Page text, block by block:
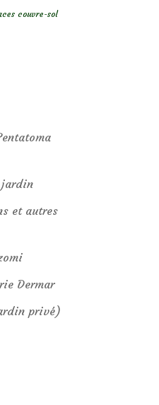
couvre-sol
jardin
et autres
Dermar
privé)